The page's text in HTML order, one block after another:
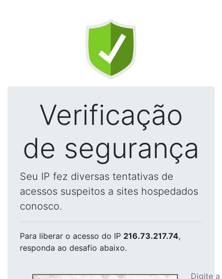
Verificação
de segurança
Seu IP fez diversas tentativas de
acessos suspeitos a sites hospedados
conosco.
Para liberar o acesso do IP 216.73.217.74,
responda ao desafio abaixo.
Digite